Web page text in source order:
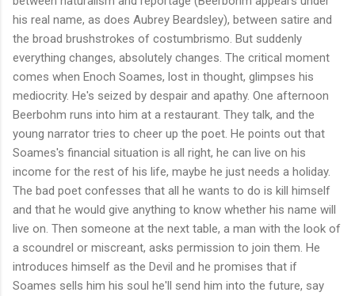
his real name, as does Aubrey Beardsley), between satire and
the broad brushstrokes of costumbrismo. But suddenly
everything changes, absolutely changes. The critical moment
comes when Enoch Soames, lost in thought, glimpses his
mediocrity. He's seized by despair and apathy. One afternoon
Beerbohm runs into him at a restaurant. They talk, and the
young narrator tries to cheer up the poet. He points out that
Soames's financial situation is all right, he can live on his
income for the rest of his life, maybe he just needs a holiday.
The bad poet confesses that all he wants to do is kill himself
and that he would give anything to know whether his name will
live on. Then someone at the next table, a man with the look of
a scoundrel or miscreant, asks permission to join them. He
introduces himself as the Devil and he promises that if
Soames sells him his soul he'll send him into the future, say